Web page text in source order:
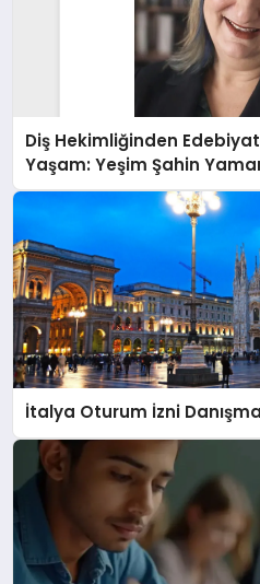
Diş Hekimliğinden
Yaşam: Yeşim Şahin
İtalya Oturum İzni